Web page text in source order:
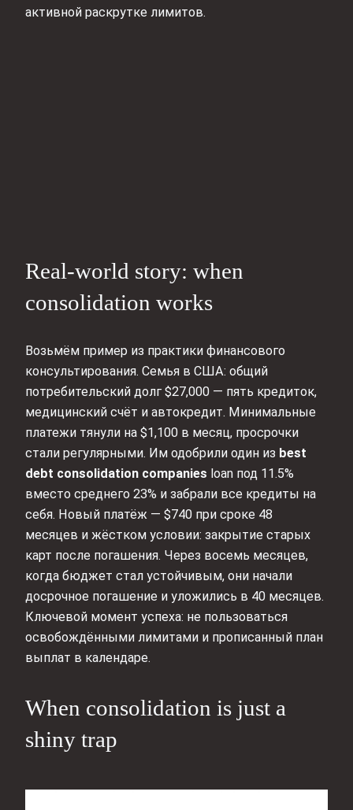
активной раскрутке лимитов.
Real‑world story: when
consolidation works
Возьмём пример из практики финансового
консультирования. Семья в США: общий
потребительский долг $27,000 — пять кредиток,
медицинский счёт и автокредит. Минимальные
платежи тянули на $1,100 в месяц, просрочки
стали регулярными. Им одобрили один из best
debt consolidation companies loan под 11.5%
вместо среднего 23% и забрали все кредиты на
себя. Новый платёж — $740 при сроке 48
месяцев и жёстком условии: закрытие старых
карт после погашения. Через восемь месяцев,
когда бюджет стал устойчивым, они начали
досрочное погашение и уложились в 40 месяцев.
Ключевой момент успеха: не пользоваться
освобождёнными лимитами и прописанный план
выплат в календаре.
When consolidation is just a
shiny trap